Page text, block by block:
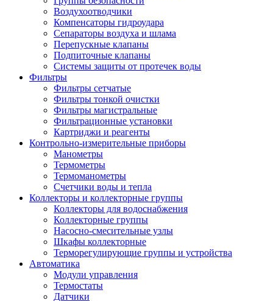
Воздухоотводчики
Компенсаторы гидроудара
Сепараторы воздуха и шлама
Перепускные клапаны
Подпиточные клапаны
Системы защиты от протечек воды
Фильтры
Фильтры сетчатые
Фильтры тонкой очистки
Фильтры магистральные
Фильтрационные установки
Картриджи и реагенты
Контрольно-измерительные приборы
Манометры
Термометры
Термоманометры
Счетчики воды и тепла
Коллекторы и коллекторные группы
Коллекторы для водоснабжения
Коллекторные группы
Насосно-смесительные узлы
Шкафы коллекторные
Терморегулирующие группы и устройства
Автоматика
Модули управления
Термостаты
Датчики